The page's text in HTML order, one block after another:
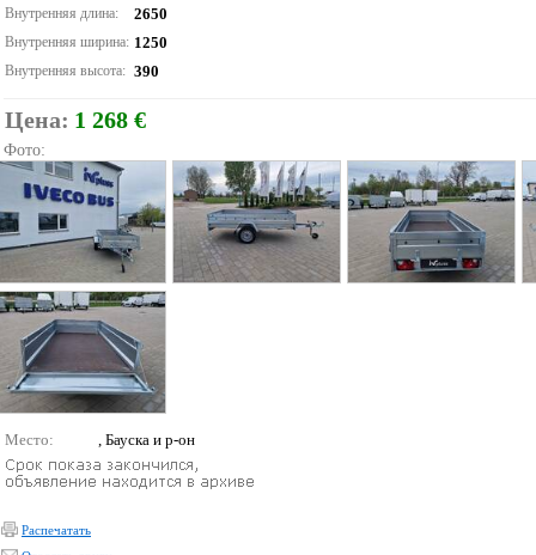
Внутренняя длина: 2650
Внутренняя ширина: 1250
Внутренняя высота: 390
Цена: 1 268 €
Фото:
Место: , Бауска и р-он
Распечатать